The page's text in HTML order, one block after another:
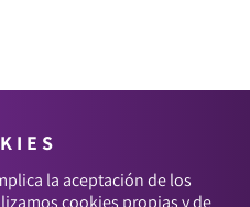
la aceptación de los
cookies propias y de